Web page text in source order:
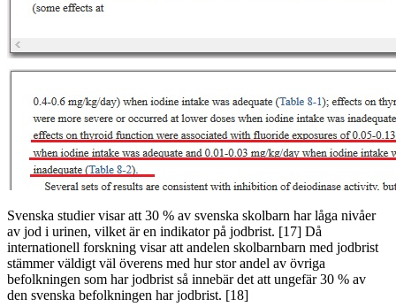
Svenska studier visar att 30 % av svenska skolbarn har låga nivåer
av jod i urinen, vilket är en indikator på jodbrist. [17] Då
internationell forskning visar att andelen skolbarnbarn med jodbrist
stämmer väldigt väl överens med hur stor andel av övriga
befolkningen som har jodbrist så innebär det att ungefär 30 % av
den svenska befolkningen har jodbrist. [18]